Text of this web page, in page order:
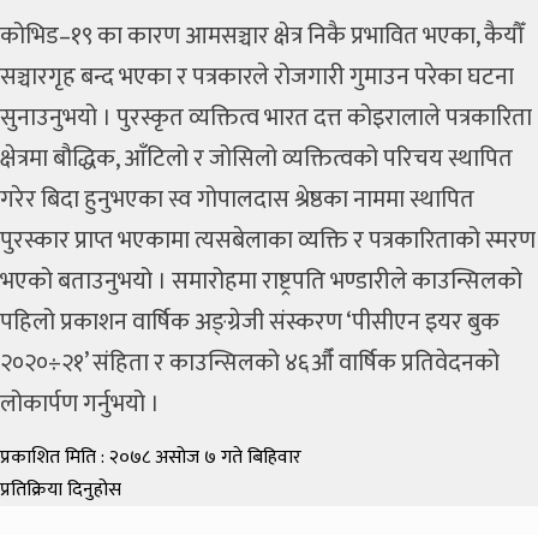
कोभिड–१९ का कारण आमसञ्चार क्षेत्र निकै प्रभावित भएका, कैयौँ
सञ्चारगृह बन्द भएका र पत्रकारले रोजगारी गुमाउन परेका घटना
सुनाउनुभयो । पुरस्कृत व्यक्तित्व भारत दत्त कोइरालाले पत्रकारिता
क्षेत्रमा बौद्धिक, आँटिलो र जोसिलो व्यक्तित्वको परिचय स्थापित
गरेर बिदा हुनुभएका स्व गोपालदास श्रेष्ठका नाममा स्थापित
पुरस्कार प्राप्त भएकामा त्यसबेलाका व्यक्ति र पत्रकारिताको स्मरण
भएको बताउनुभयो । समारोहमा राष्ट्रपति भण्डारीले काउन्सिलको
पहिलो प्रकाशन वार्षिक अङ्ग्रेजी संस्करण ‘पीसीएन इयर बुक
२०२०÷२१’ संहिता र काउन्सिलको ४६औँ वार्षिक प्रतिवेदनको
लोकार्पण गर्नुभयो ।
प्रकाशित मिति : २०७८ असोज ७ गते बिहिवार
प्रतिक्रिया दिनुहोस